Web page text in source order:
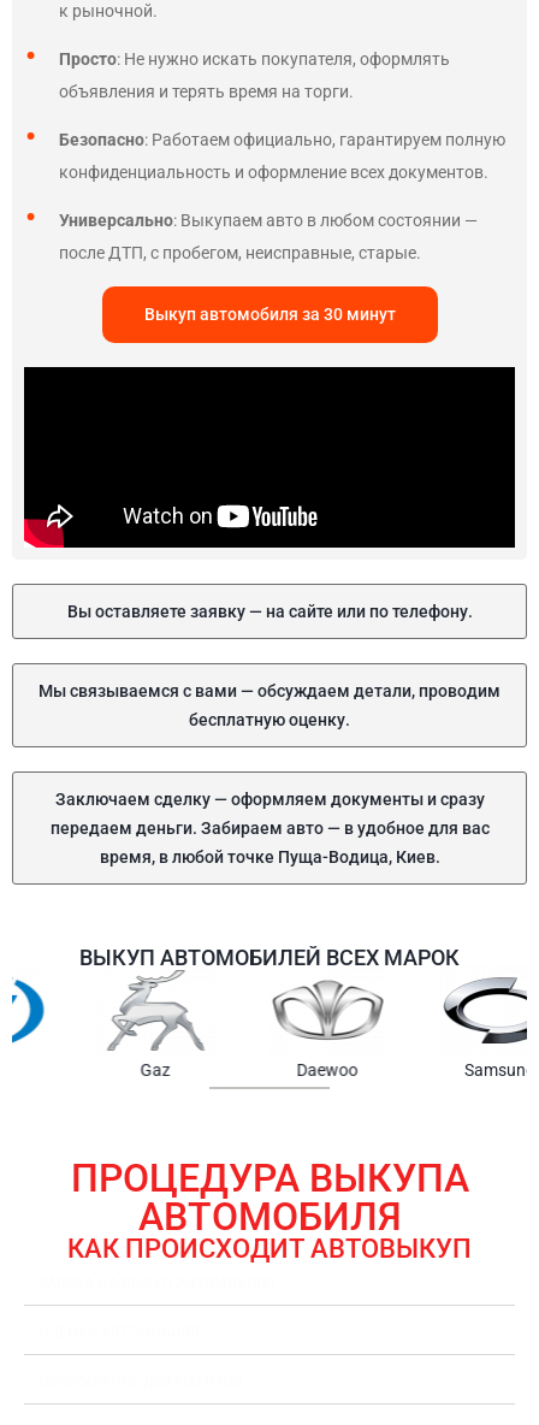
к рыночной.
Просто: Не нужно искать покупателя, оформлять
объявления и терять время на торги.
Безопасно: Работаем официально, гарантируем полную
конфиденциальность и оформление всех документов.
Универсально: Выкупаем авто в любом состоянии —
после ДТП, с пробегом, неисправные, старые.
Выкуп автомобиля за 30 минут
Вы оставляете заявку — на сайте или по телефону.
Мы связываемся с вами — обсуждаем детали, проводим
бесплатную оценку.
Заключаем сделку — оформляем документы и сразу
передаем деньги. Забираем авто — в удобное для вас
время, в любой точке Пуща-Водица, Киев.
ВЫКУП АВТОМОБИЛЕЙ ВСЕХ МАРОК
Chrysler
ПРОЦЕДУРА ВЫКУПА
АВТОМОБИЛЯ
КАК ПРОИСХОДИТ АВТОВЫКУП